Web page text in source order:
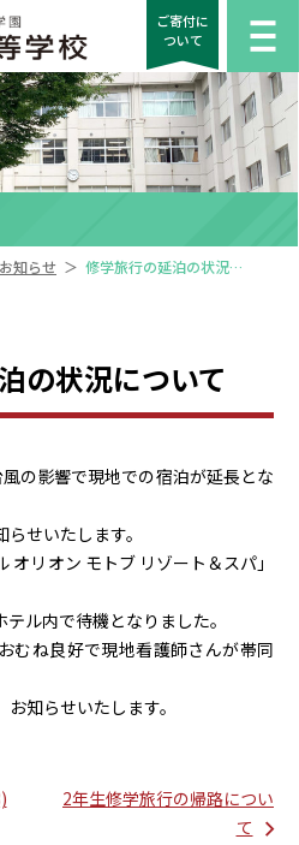
ご寄付に
ついて
お知らせ ＞ 修学旅行の延泊の状況について
の状況について
の影響で現地での宿泊が延長とな
せいたします。
オリオン モトブ リゾート＆スパ」
ル内で待機となりました。
むね良好で現地看護師さんが帯同
知らせいたします。
2年生修学旅行の帰路につい
て